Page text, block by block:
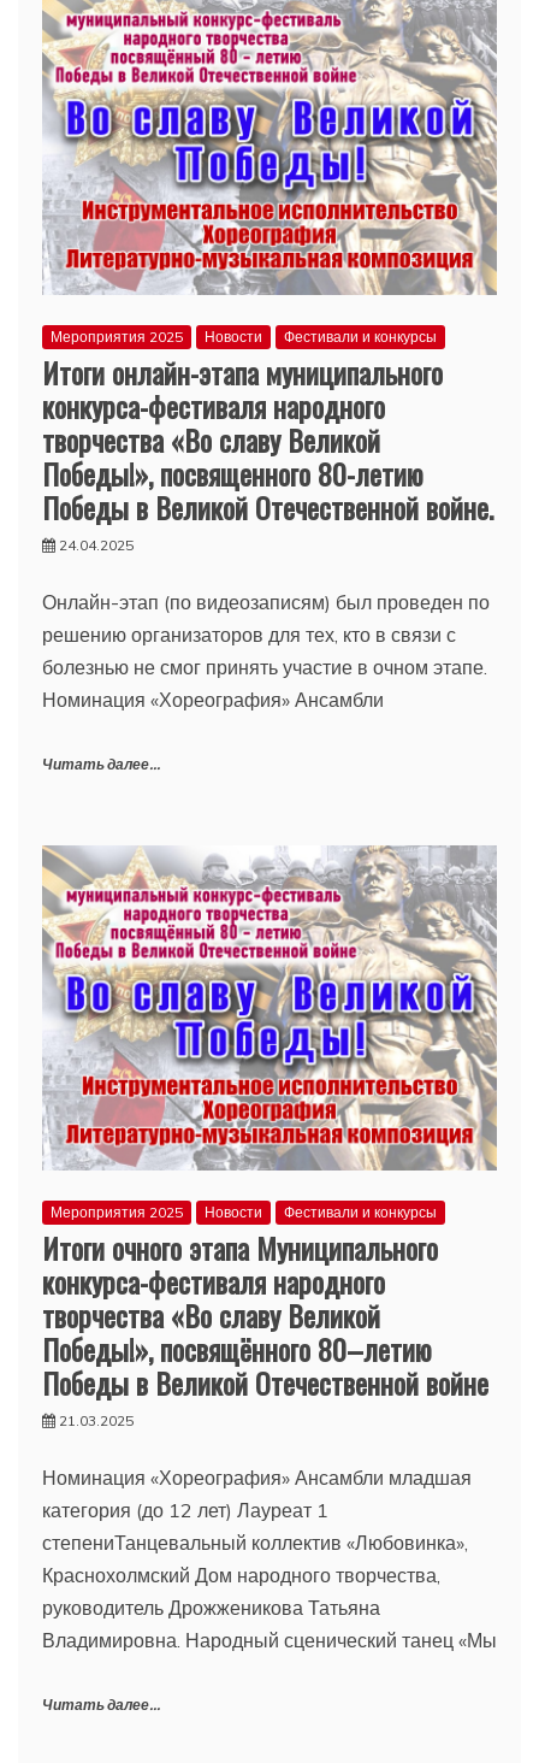
Мероприятия 2025 Новости Фестивали и конкурсы
Итоги онлайн-этапа муниципального
конкурса-фестиваля народного
творчества «Во славу Великой
Победы!», посвященного 80-летию
Победы в Великой Отечественной войне.
24.04.2025
Онлайн-этап (по видеозаписям) был проведен по
решению организаторов для тех, кто в связи с
болезнью не смог принять участие в очном этапе.
Номинация «Хореография» Ансамбли
Читать далее...
Мероприятия 2025 Новости Фестивали и конкурсы
Итоги очного этапа Муниципального
конкурса-фестиваля народного
творчества «Во славу Великой
Победы!», посвящённого 80–летию
Победы в Великой Отечественной войне
21.03.2025
Номинация «Хореография» Ансамбли младшая
категория (до 12 лет) Лауреат 1
степениТанцевальный коллектив «Любовинка»,
Краснохолмский Дом народного творчества,
руководитель Дрожженикова Татьяна
Владимировна. Народный сценический танец «Мы
Читать далее...